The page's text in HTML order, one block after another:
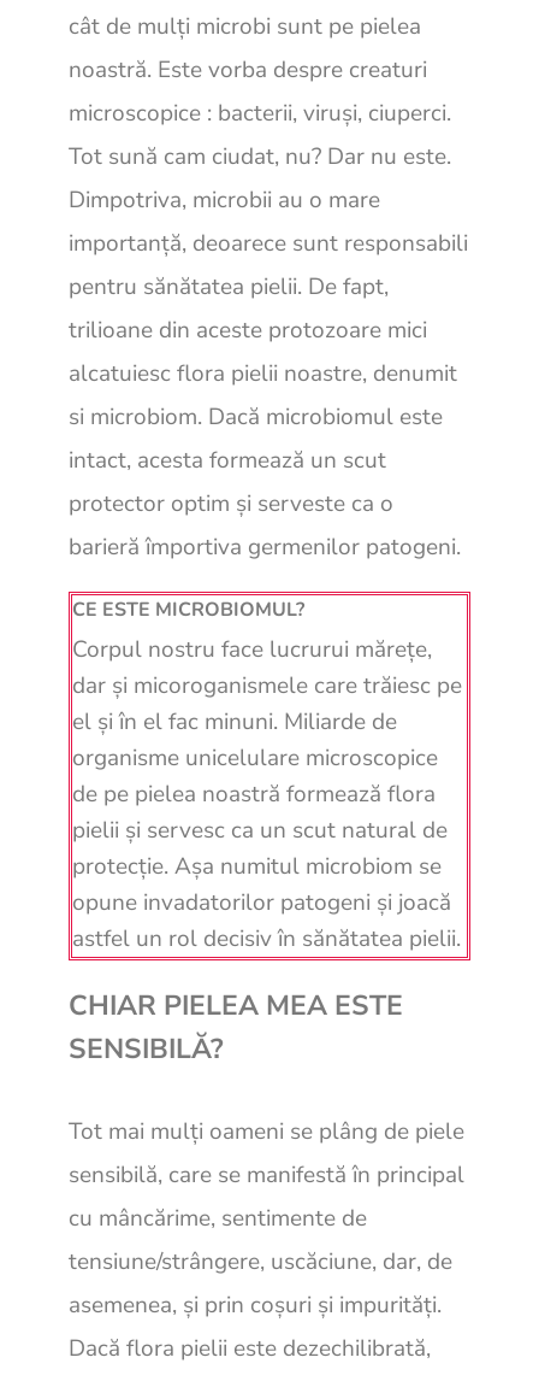
cât de mulți microbi sunt pe pielea
noastră. Este vorba despre creaturi
microscopice : bacterii, viruși, ciuperci.
Tot sună cam ciudat, nu? Dar nu este.
Dimpotriva, microbii au o mare
importanță, deoarece sunt responsabili
pentru sănătatea pielii. De fapt,
trilioane din aceste protozoare mici
alcatuiesc flora pielii noastre, denumit
si microbiom. Dacă microbiomul este
intact, acesta formează un scut
protector optim și serveste ca o
barieră împortiva germenilor patogeni.
CE ESTE MICROBIOMUL?
Corpul nostru face lucrurui mărețe,
dar și micoroganismele care trăiesc pe
el și în el fac minuni. Miliarde de
organisme unicelulare microscopice
de pe pielea noastră formează flora
pielii și servesc ca un scut natural de
protecție. Așa numitul microbiom se
opune invadatorilor patogeni și joacă
astfel un rol decisiv în sănătatea pielii.
CHIAR PIELEA MEA ESTE
SENSIBILĂ?
Tot mai mulți oameni se plâng de piele
sensibilă, care se manifestă în principal
cu mâncărime, sentimente de
tensiune/strângere, uscăciune, dar, de
asemenea, și prin coșuri și impurități.
Dacă flora pielii este dezechilibrată,